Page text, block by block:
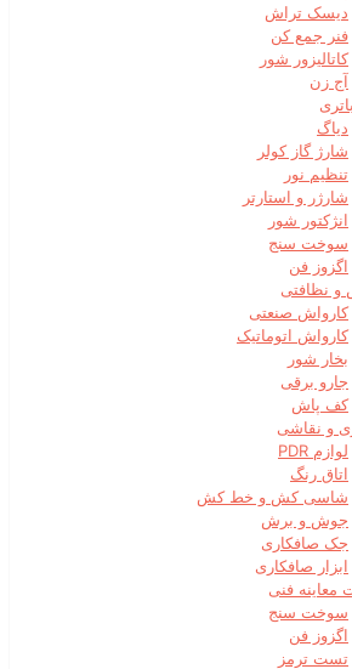
دیسک تراش
فنر جمع کن
کاتالیزور شور
آج زن
دیاگ
شارژ گاز کولر
تنظیم نور
شارژر و استارتر
انژکتور شور
سوخت سنج
اگزوز فن
و نظافتی
کارواش صنعتی
کارواش اتوماتیک
بخار شور
جارو برقی
کف پاش
و نقاشی
لوازم PDR
اتاق رنگ
شاسی کش و خط کش
جوش و برش
جک صافکاری
ابزار صافکاری
معاینه فنی
سوخت سنج
اگزوز فن
تست ترمز